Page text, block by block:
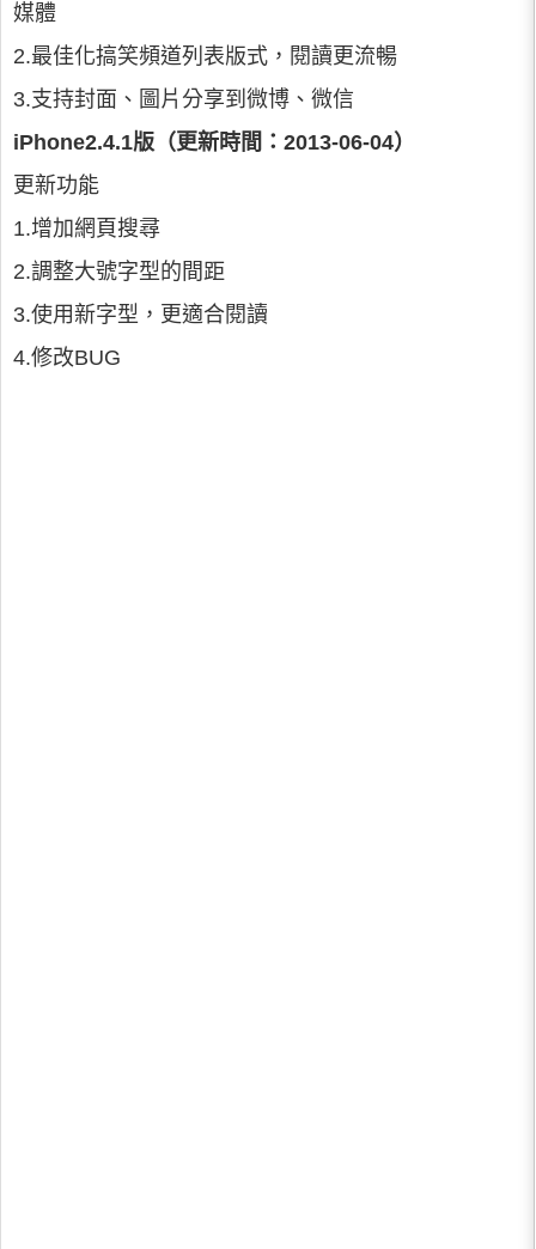
媒體
2.最佳化搞笑頻道列表版式，閱讀更流暢
3.支持封面、圖片分享到微博、微信
iPhone2.4.1版（更新時間：2013-06-04）
更新功能
1.增加網頁搜尋
2.調整大號字型的間距
3.使用新字型，更適合閱讀
4.修改BUG